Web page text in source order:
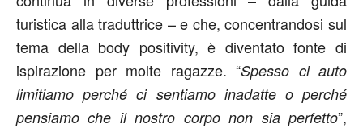
turistica alla traduttrice – e che, concentrandosi sul
tema della body positivity, è diventato fonte di
ispirazione per molte ragazze. “Spesso ci auto
limitiamo perché ci sentiamo inadatte o perché
pensiamo che il nostro corpo non sia perfetto”,